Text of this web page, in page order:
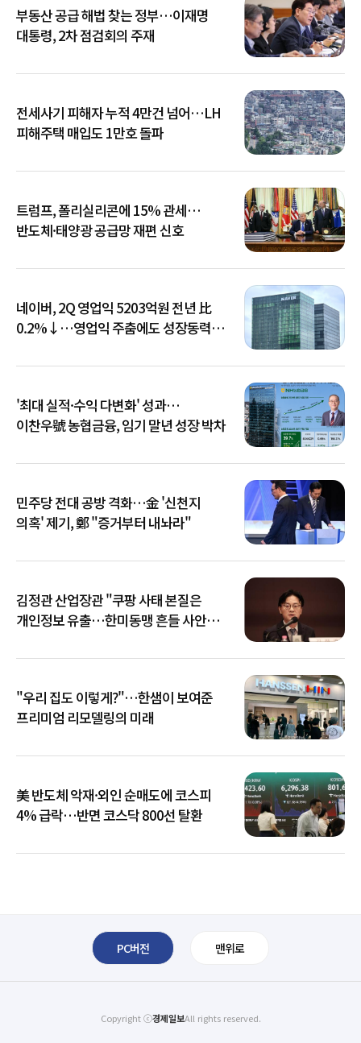
부동산 공급 해법 찾는 정부…이재명
대통령, 2차 점검회의 주재
전세사기 피해자 누적 4만건 넘어…LH
피해주택 매입도 1만호 돌파
트럼프, 폴리실리콘에 15% 관세…
반도체·태양광 공급망 재편 신호
네이버, 2Q 영업익 5203억원 전년 比
0.2%↓…영업익 주춤에도 성장동력
'최대 실적·수익 다변화' 성과…
이찬우號 농협금융, 임기 말년 성장 박차
민주당 전대 공방 격화…金 '신천지
의혹' 제기, 鄭 "증거부터 내놔라"
김정관 산업장관 "쿠팡 사태 본질은
개인정보 유출…한미동맹 흔들 사안
"우리 집도 이렇게?"…한샘이 보여준
프리미엄 리모델링의 미래
美 반도체 악재·외인 순매도에 코스피
4% 급락…반면 코스닥 800선 탈환
PC버전 맨위로
Copyright ⓒ경제일보All rights reserved.